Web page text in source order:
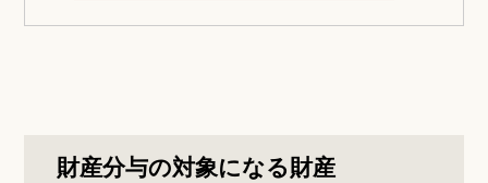
財産分与の対象になる財産